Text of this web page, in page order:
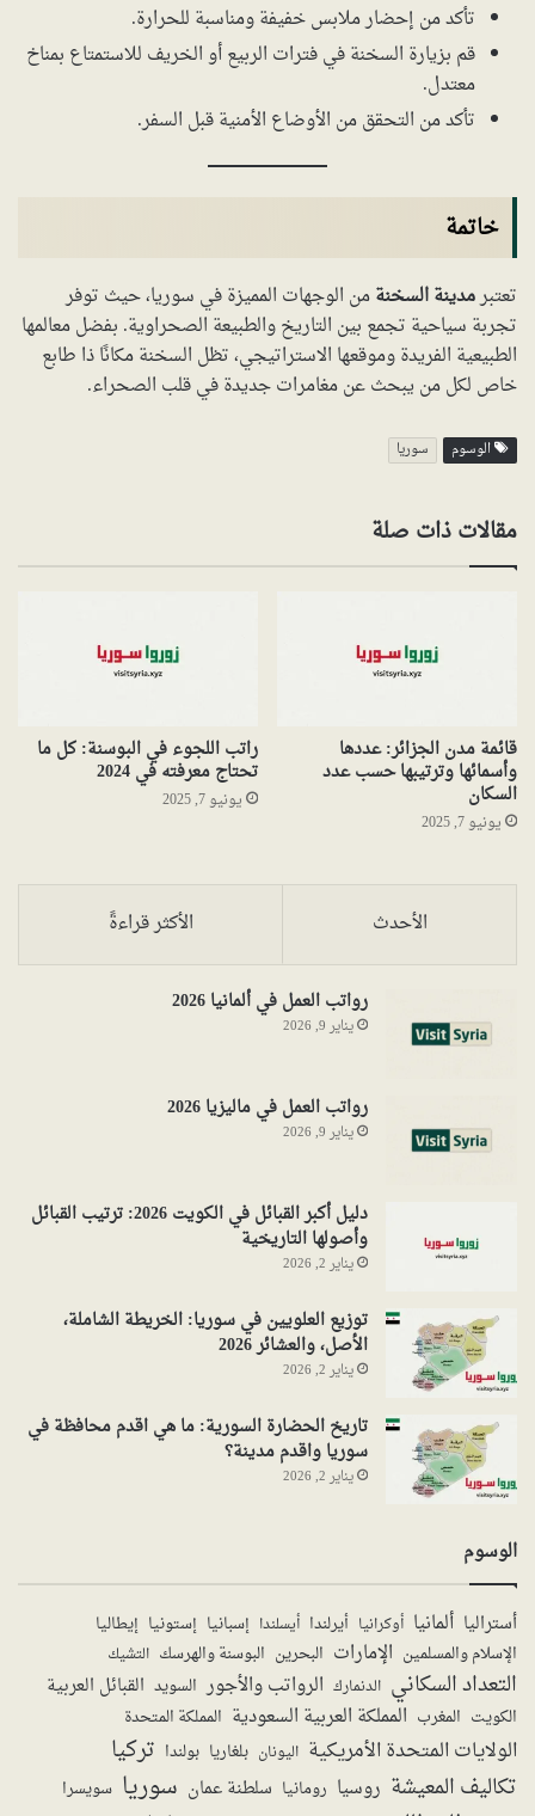
تأكد من إحضار ملابس خفيفة ومناسبة للحرارة.
قم بزيارة السخنة في فترات الربيع أو الخريف للاستمتاع بمناخ
معتدل.
تأكد من التحقق من الأوضاع الأمنية قبل السفر.
خاتمة
تعتبرمدينة السخنةمن الوجهات المميزة في سوريا، حيث توفر
تجربة سياحية تجمع بين التاريخ والطبيعة الصحراوية. بفضل معالمها
الطبيعية الفريدة وموقعها الاستراتيجي، تظل السخنة مكانًا ذا طابع
خاص لكل من يبحث عن مغامرات جديدة في قلب الصحراء.
الوسوم سوريا
مقالات ذات صلة
قائمة مدن الجزائر: عددها
وأسمائها وترتيبها حسب عدد
السكان
يونيو 7, 2025
راتب اللجوء في البوسنة: كل ما
تحتاج معرفته في 2024
يونيو 7, 2025
الأحدث الأكثر قراءةً
رواتب العمل في ألمانيا 2026
يناير 9, 2026
رواتب العمل في ماليزيا 2026
يناير 9, 2026
دليل أكبر القبائل في الكويت 2026: ترتيب القبائل
وأصولها التاريخية
يناير 2, 2026
توزيع العلويين في سوريا: الخريطة الشاملة،
الأصل، والعشائر 2026
يناير 2, 2026
تاريخ الحضارة السورية: ما هي اقدم محافظة في
سوريا واقدم مدينة؟
يناير 2, 2026
الوسوم
أستراليا ألمانيا أوكرانيا أيرلندا أيسلندا إسبانيا إستونيا إيطاليا
الإسلام والمسلمين الإمارات البحرين البوسنة والهرسك التشيك
التعداد السكاني الدنمارك الرواتب والأجور السويد القبائل العربية
الكويت المغرب المملكة العربية السعودية المملكة المتحدة
الولايات المتحدة الأمريكية اليونان بلغاريا بولندا تركيا
تكاليف المعيشة روسيا رومانيا سلطنة عمان سوريا سويسرا